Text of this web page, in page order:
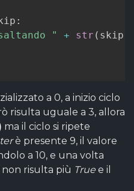
:
" + str ( skip
a 0, a inizio ciclo
risulta uguale a 3, allora
ma il ciclo si ripete
è presente 9, il valore
a 10, e una volta
risulta più True e il